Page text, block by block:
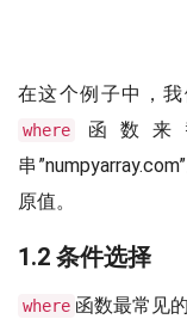
在这个例子中，
where
函数
串
原值。
1.2 条件选择
where 函数最常见